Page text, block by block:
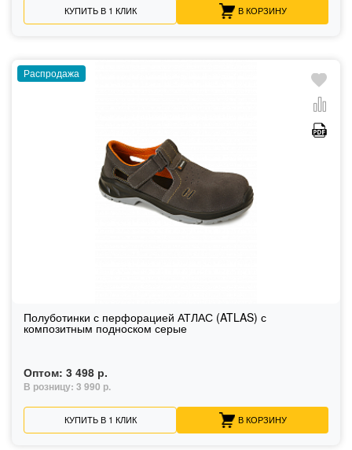
КУПИТЬ В 1 КЛИК В КОРЗИНУ
Распродажа
Полуботинки с перфорацией АТЛАС (ATLAS) с
композитным подноском серые
Оптом: 3 498 р.
В розницу: 3 990 р.
КУПИТЬ В 1 КЛИК В КОРЗИНУ